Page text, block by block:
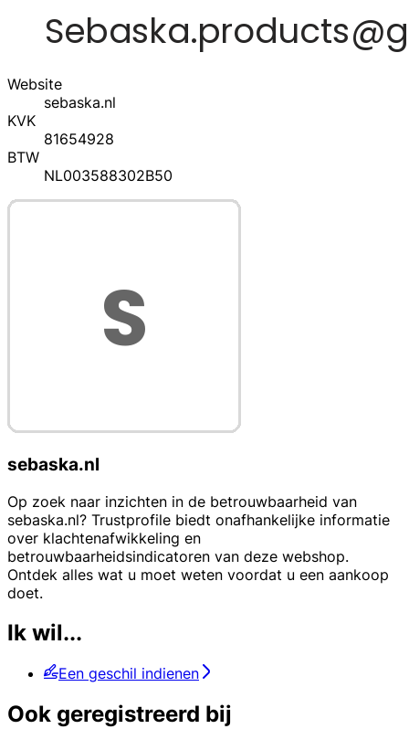
Website
sebaska.nl
KVK
81654928
BTW
NL003588302B50
sebaska.nl
Op zoek naar inzichten in de betrouwbaarheid van
sebaska.nl? Trustprofile biedt onafhankelijke informatie
over klachtenafwikkeling en
betrouwbaarheidsindicatoren van deze webshop.
Ontdek alles wat u moet weten voordat u een aankoop
doet.
Ik wil...
Een geschil indienen
Ook geregistreerd bij